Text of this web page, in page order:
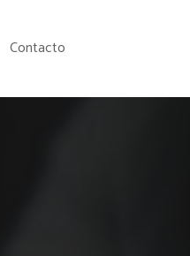
Contacto